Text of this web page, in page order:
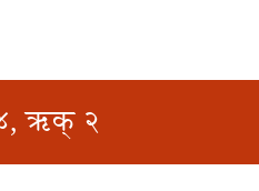
ऋक् २